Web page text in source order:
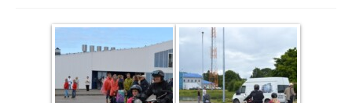
Liikmed
Ajalugu
KAUPLUSED